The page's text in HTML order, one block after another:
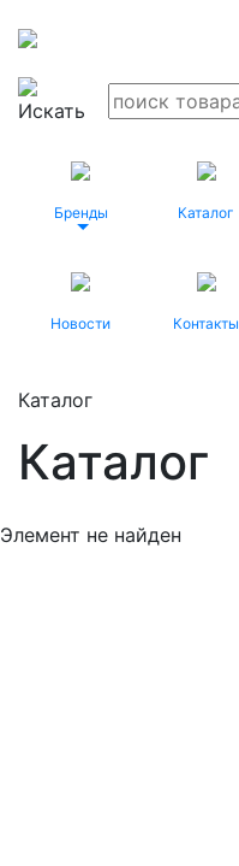
Бренды Каталог
Новости Контакты
Каталог
Каталог
Элемент не найден